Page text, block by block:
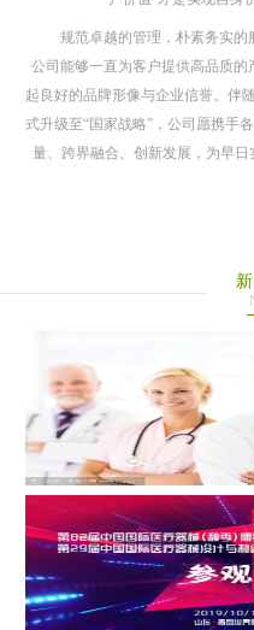
规范卓越的管理，朴素务实
公司能够一直为客户提供高品质
起良好的品牌形像与企业信誉。伴
式升级至“国家战略”，公司愿携手
量、跨界融合、创新发展，为早日